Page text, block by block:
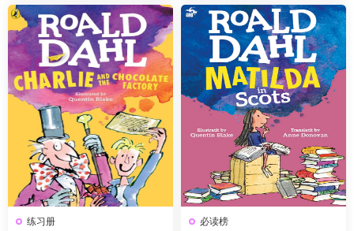
龄:8-12岁。
练习册
必读榜